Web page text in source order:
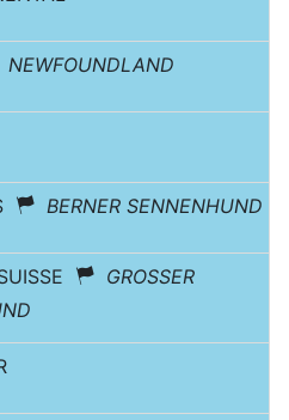
NEWFOUNDLAND
BERNER SENNENHUND
GROSSER